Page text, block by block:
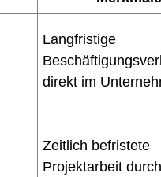
Langfristige
direkt im
Zeitlich befristete
Projektarbeit